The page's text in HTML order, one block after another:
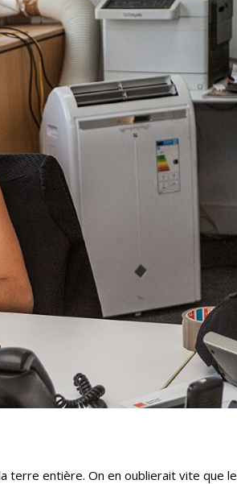
terre entière. On en oublierait vite que le